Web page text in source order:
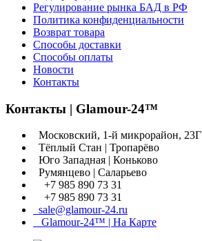
Регулирование рынка БАД в РФ
Политика конфиденциальности
Возврат товара
Способы доставки
Способы оплаты
Новости
Контакты
Контакты | Glamour-24™
Московский, 1-й микрорайон, 23Г
Тёплый Стан | Тропарёво
Юго Западная | Коньково
Румянцево | Саларьево
+7 985 890 73 31
+7 985 890 73 31
sale@glamour-24.ru
Glamour-24™ | На Карте